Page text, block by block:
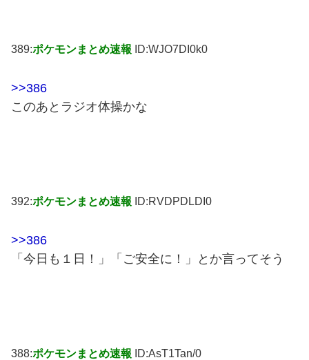
389:ポケモンまとめ速報 ID:WJO7DI0k0
>>386
このあとラジオ体操かな
392:ポケモンまとめ速報 ID:RVDPDLDI0
>>386
「今日も１日！」「ご安全に！」とか言ってそう
388:ポケモンまとめ速報 ID:AsT1Tan/0